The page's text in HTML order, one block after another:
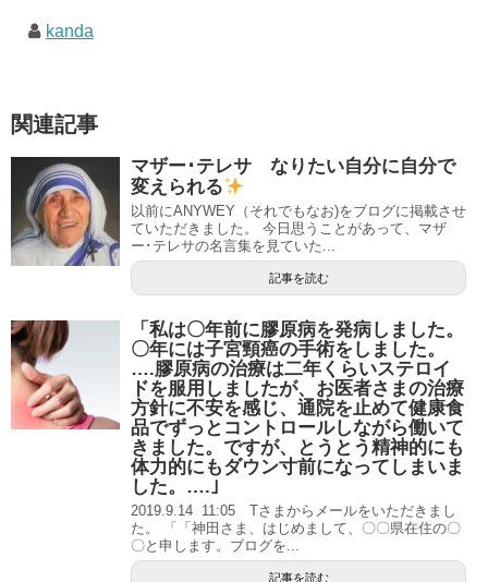
kanda
関連記事
マザー･テレサ なりたい自分に自分で
変えられる
以前にANYWEY（それでもなお)をブログに掲載させ
ていただきました。 今日思うことがあって、マザ
ー･テレサの名言集を見ていた...
記事を読む
「私は〇年前に膠原病を発病しました。
〇年には子宮頸癌の手術をしました。
….膠原病の治療は二年くらいステロイ
ドを服用しましたが、お医者さまの治療
方針に不安を感じ、通院を止めて健康食
品でずっとコントロールしながら働いて
きました。ですが、とうとう精神的にも
体力的にもダウン寸前になってしまいま
した。….｣
2019.9.14 11:05 Tさまからメールをいただきまし
た。 「「神田さま、はじめまして、〇〇県在住の〇
〇と申します。ブログを...
記事を読む